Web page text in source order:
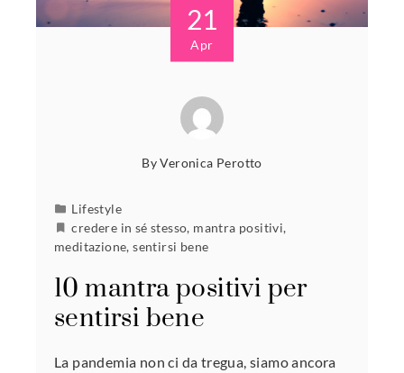
21
Apr
ByVeronica Perotto
Lifestyle
credere in sé stesso, mantra positivi,
meditazione,sentirsi bene
10 mantra positivi per
sentirsi bene
La pandemia non ci da tregua, siamo ancora